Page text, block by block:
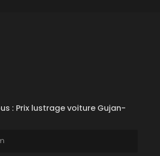
: Prix lustrage voiture Gujan-